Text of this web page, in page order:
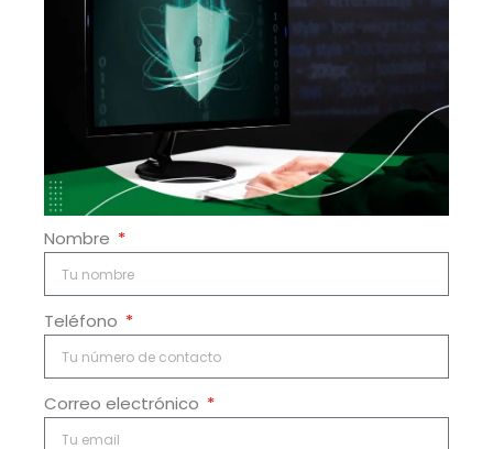
Nombre
Teléfono
Correo electrónico